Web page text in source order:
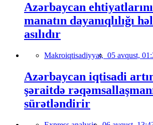
Azərbaycan
manatın dayanıqlılığı
asılıdır
Makroiqtisadiyyat, 05 avqust,
Azərbaycan iqtisadi
şəraitdə
sürətləndirir